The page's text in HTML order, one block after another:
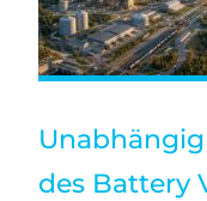
des Battery